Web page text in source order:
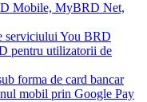
Mobile, MyBRD Net,
serviciului You BRD
pentru utilizatorii de
forma de card bancar
mobil prin Google Pay